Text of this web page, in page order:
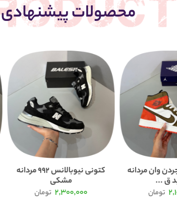
محصولات پیشنهادی
وان مردانه
ق ...
تومان
کتونی نیوبالانس 992 مردانه
مشکی
2,300,000 تومان